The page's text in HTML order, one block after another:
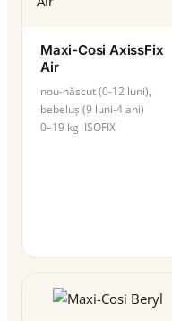
Maxi-Cosi AxissFix
Air
nou-născut (0-12 luni),
bebeluș (9 luni-4 ani)
0–19 kg ISOFIX